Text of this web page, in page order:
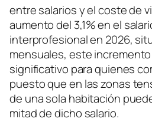
entre salarios y el coste de
aumento del 3,1% en el
interprofesional en 2026,
mensuales, este
significativo para quienes
puesto que en las zonas
de una sola habitación
mitad de dicho salario.